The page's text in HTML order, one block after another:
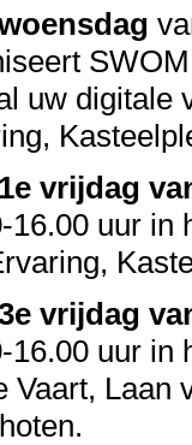
uw digitale
vrijdag
16.00 uur in
vrijdag
16.00 uur in
Vaart, Laan